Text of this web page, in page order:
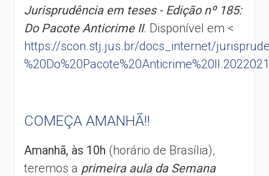
Jurisprudência em teses - Edição nº 185:
Do Pacote Anticrime II. Disponível em <
https://scon.stj.jus.br/docs_internet/
COMEÇA AMANHÃ!!
Amanhã, às 10h (horário de Brasília),
teremos a primeira aula da Semana